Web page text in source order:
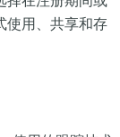
使用、共享和存